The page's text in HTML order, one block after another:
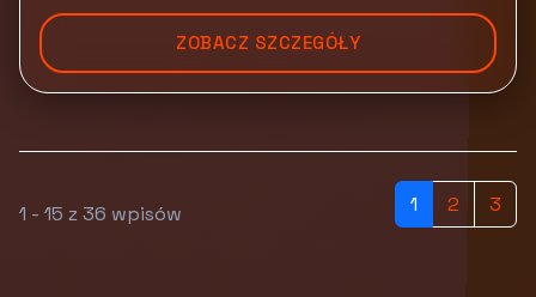
ZOBACZ SZCZEGÓŁY
1 - 15 z 36 wpisów 1 2 3